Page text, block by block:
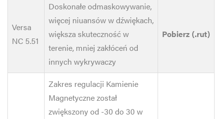
Versa
NC 5.51
Doskonałe odmaskowywanie,
więcej niuansów w dźwiękach,
większa skuteczność w
terenie, mniej zakłóceń od
innych wykrywaczy
Pobierz (.rut)
Zakres regulacji Kamienie
Magnetyczne został
zwiększony od -30 do 30 w